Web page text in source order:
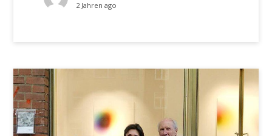
2 Jahren ago